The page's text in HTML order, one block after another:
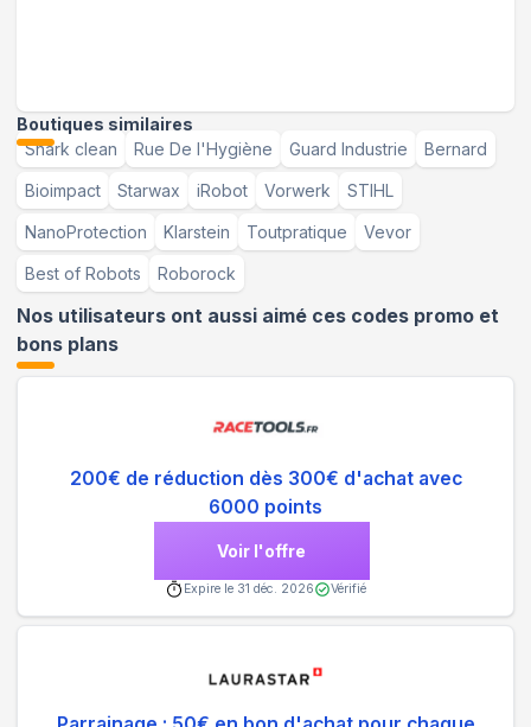
Boutiques similaires
Shark clean
Rue De l'Hygiène Guard Industrie Bernard
Bioimpact Starwax iRobot Vorwerk STIHL
NanoProtection Klarstein Toutpratique Vevor
Best of Robots Roborock
Nos utilisateurs ont aussi aimé ces codes promo et
bons plans
200€ de réduction dès 300€ d'achat avec
6000 points
Voir l'offre
Expire le 31 déc. 2026 Vérifié